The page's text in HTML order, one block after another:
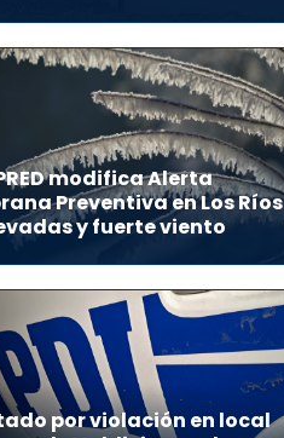
modifica Alerta
Preventiva en Los Ríos
y fuerte viento
por violación en local